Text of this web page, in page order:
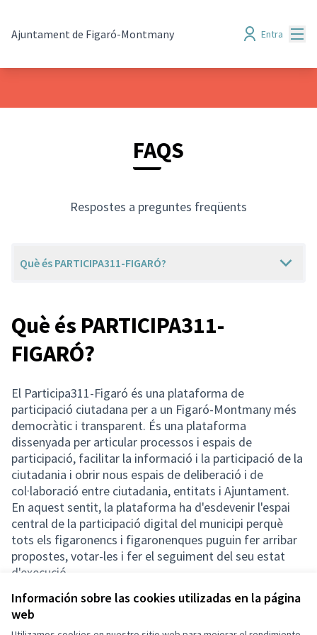
Información sobre las cookies utilizadas en la página
web
Ajuntament de Figaró-Montmany Entra
FAQS
Respostes a preguntes freqüents
Què és PARTICIPA311-FIGARÓ?
Què és PARTICIPA311-
FIGARÓ?
El Participa311-Figaró és una plataforma de
participació ciutadana per a un Figaró-Montmany més
democràtic i transparent. És una plataforma
dissenyada per articular processos i espais de
participació, facilitar la informació i la participació de la
ciutadania i obrir nous espais de deliberació i de
col·laboració entre ciutadania, entitats i Ajuntament.
En aquest sentit, la plataforma ha d'esdevenir l'espai
central de la participació digital del municipi perquè
tots els figaronencs i figaronenques puguin fer arribar
propostes, votar-les i fer el seguiment del seu estat
d'execució.